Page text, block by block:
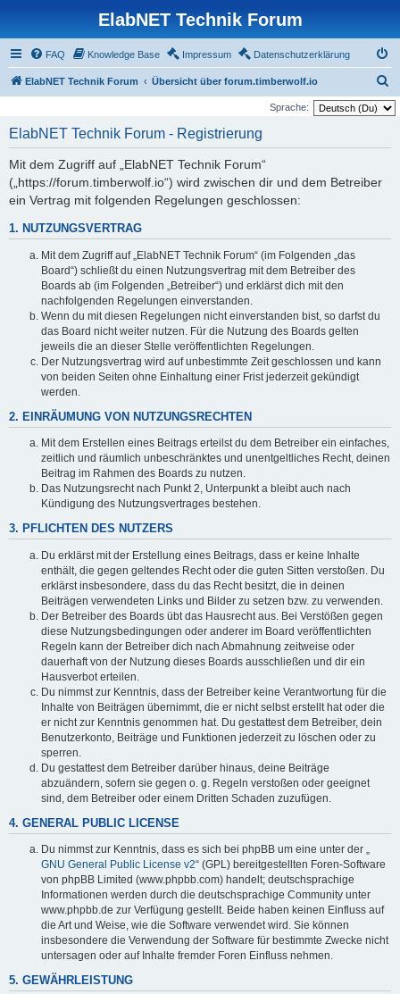
ElabNET Technik Forum
FAQ Knowledge Base Impressum Datenschutzerklärung
ElabNET Technik Forum Übersicht über forum.timberwolf.io
u
Sprache:
ElabNET Technik Forum - Registrierung
Mit dem Zugriff auf „ElabNET Technik Forum“
(„https://forum.timberwolf.io“) wird zwischen dir und dem Betreiber
ein Vertrag mit folgenden Regelungen geschlossen:
1. NUTZUNGSVERTRAG
Mit dem Zugriff auf „ElabNET Technik Forum“ (im Folgenden „das
Board“) schließt du einen Nutzungsvertrag mit dem Betreiber des
Boards ab (im Folgenden „Betreiber“) und erklärst dich mit den
nachfolgenden Regelungen einverstanden.
Wenn du mit diesen Regelungen nicht einverstanden bist, so darfst du
das Board nicht weiter nutzen. Für die Nutzung des Boards gelten
jeweils die an dieser Stelle veröffentlichten Regelungen.
Der Nutzungsvertrag wird auf unbestimmte Zeit geschlossen und kann
von beiden Seiten ohne Einhaltung einer Frist jederzeit gekündigt
werden.
2. EINRÄUMUNG VON NUTZUNGSRECHTEN
Mit dem Erstellen eines Beitrags erteilst du dem Betreiber ein einfaches,
zeitlich und räumlich unbeschränktes und unentgeltliches Recht, deinen
Beitrag im Rahmen des Boards zu nutzen.
Das Nutzungsrecht nach Punkt 2, Unterpunkt a bleibt auch nach
Kündigung des Nutzungsvertrages bestehen.
3. PFLICHTEN DES NUTZERS
Du erklärst mit der Erstellung eines Beitrags, dass er keine Inhalte
enthält, die gegen geltendes Recht oder die guten Sitten verstoßen. Du
erklärst insbesondere, dass du das Recht besitzt, die in deinen
Beiträgen verwendeten Links und Bilder zu setzen bzw. zu verwenden.
Der Betreiber des Boards übt das Hausrecht aus. Bei Verstößen gegen
diese Nutzungsbedingungen oder anderer im Board veröffentlichten
Regeln kann der Betreiber dich nach Abmahnung zeitweise oder
dauerhaft von der Nutzung dieses Boards ausschließen und dir ein
Hausverbot erteilen.
Du nimmst zur Kenntnis, dass der Betreiber keine Verantwortung für die
Inhalte von Beiträgen übernimmt, die er nicht selbst erstellt hat oder die
er nicht zur Kenntnis genommen hat. Du gestattest dem Betreiber, dein
Benutzerkonto, Beiträge und Funktionen jederzeit zu löschen oder zu
sperren.
Du gestattest dem Betreiber darüber hinaus, deine Beiträge
abzuändern, sofern sie gegen o. g. Regeln verstoßen oder geeignet
sind, dem Betreiber oder einem Dritten Schaden zuzufügen.
4. GENERAL PUBLIC LICENSE
Du nimmst zur Kenntnis, dass es sich bei phpBB um eine unter der „
GNU General Public License v2“ (GPL) bereitgestellten Foren-Software
von phpBB Limited (www.phpbb.com) handelt; deutschsprachige
Informationen werden durch die deutschsprachige Community unter
www.phpbb.de zur Verfügung gestellt. Beide haben keinen Einfluss auf
die Art und Weise, wie die Software verwendet wird. Sie können
insbesondere die Verwendung der Software für bestimmte Zwecke nicht
untersagen oder auf Inhalte fremder Foren Einfluss nehmen.
5. GEWÄHRLEISTUNG